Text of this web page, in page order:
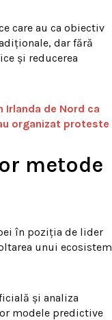
care au ca obiectiv
dar fără
și reducerea
de Nord ca
organizat proteste
metode
în poziția de lider
unui ecosistem
și analiza
modele predictive